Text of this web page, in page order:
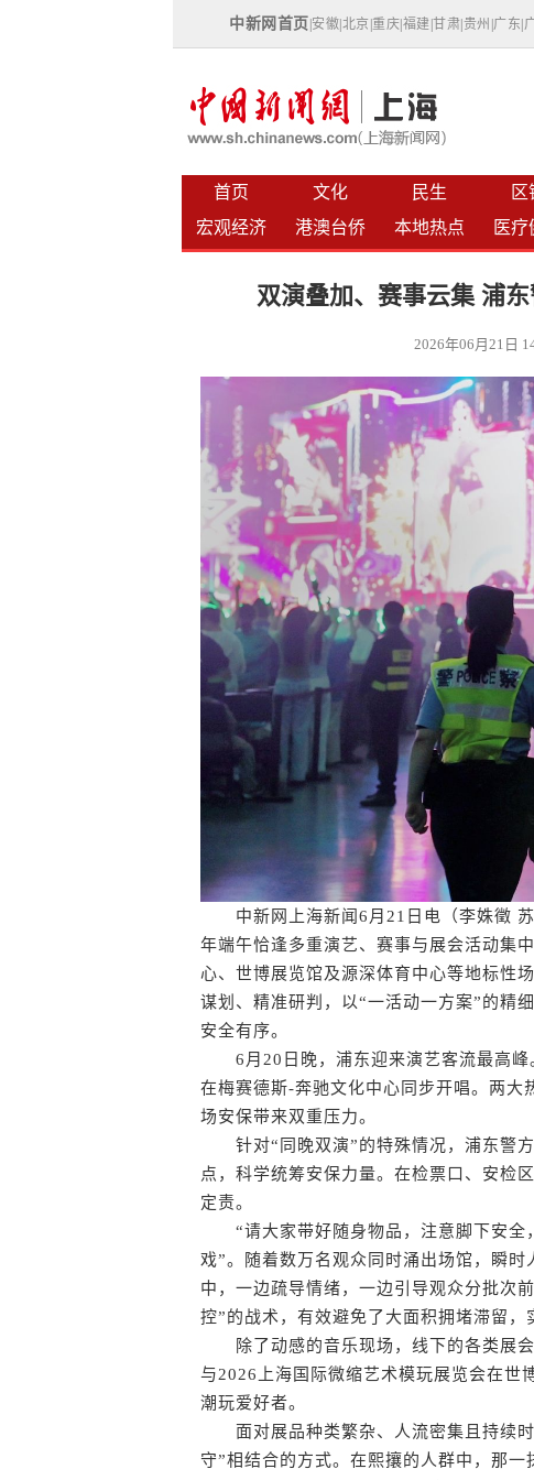
中新网首页 安徽 北京 |重庆 福建 |甘肃 贵州 广东
首页 文化 民生 区
宏观经济
港澳台侨 本地热点 医疗
双演叠加、赛事云集 浦
2026年06月21日
中新网上海新闻6月21日电（李姝徵 苏
年端午恰逢多重演艺、赛事与展会活动集
心、世博展览馆及源深体育中心等地标性
谋划、精准研判，以“一活动一方案”的精
安全有序。
6月20日晚，浦东迎来演艺客流最高峰
在梅赛德斯-奔驰文化中心同步开唱。两大
场安保带来双重压力。
针对“同晚双演”的特殊情况，浦东警方
点，科学统筹安保力量。在检票口、安检
定责。
“请大家带好随身物品，注意脚下安全
戏”。随着数万名观众同时涌出场馆，瞬
中，一边疏导情绪，一边引导观众分批次
控”的战术，有效避免了大面积拥堵滞留，
除了动感的音乐现场，线下的各类展会
与2026上海国际微缩艺术模玩展览会在世
潮玩爱好者。
面对展品种类繁杂、人流密集且持续时
守”相结合的方式。在熙攘的人群中，那